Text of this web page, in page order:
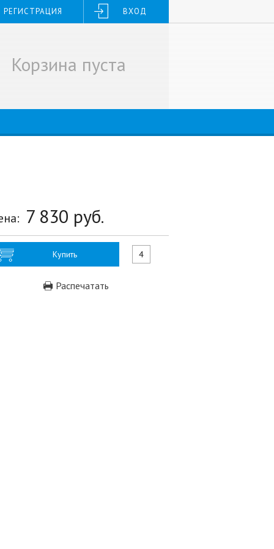
РЕГИСТРАЦИЯ ВХОД
Корзина пуста
7 830 руб.
Купить
Распечатать